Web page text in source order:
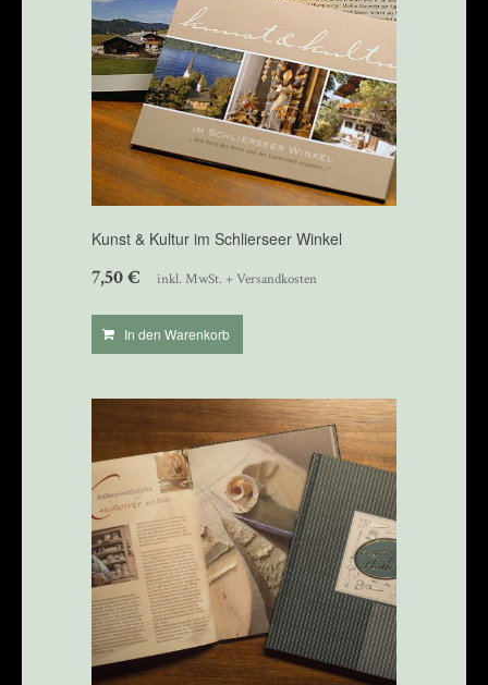
Kunst & Kultur im Schlierseer Winkel
7,50€ inkl. MwSt. + Versandkosten
In den Warenkorb